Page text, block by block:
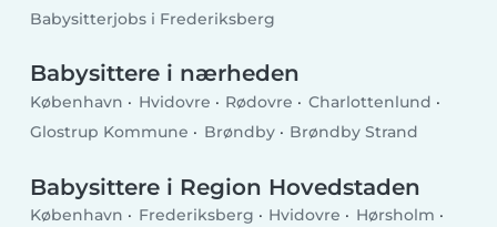
Babysitterjobs i Frederiksberg
Babysittere i nærheden
København Hvidovre Rødovre
Charlottenlund
Glostrup Kommune
Brøndby Brøndby Strand
Babysittere i Region Hovedstaden
København Frederiksberg Hvidovre
Hørsholm